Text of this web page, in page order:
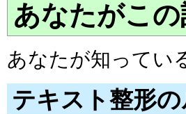
あなたがこ
あなたが知ってい
テキスト整形